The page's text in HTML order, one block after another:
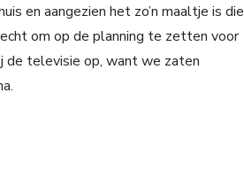
en aangezien het zo’n maaltje is die
om op de planning te zetten voor
de televisie op, want we zaten